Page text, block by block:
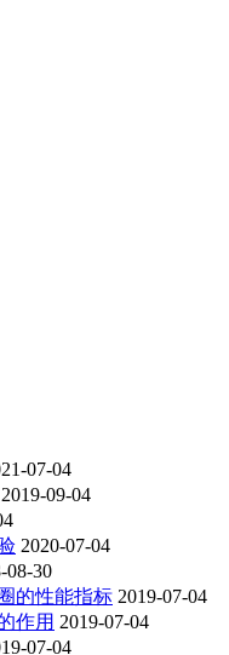
07-04
2019-09-04
2020-07-04
08-30
的性能指标 2019-07-04
作用 2019-07-04
07-04